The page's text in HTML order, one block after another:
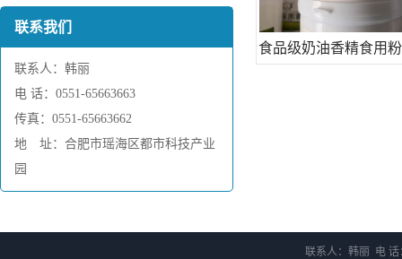
联系我们
联系人：韩丽
电 话：0551-65663663
传真：0551-65663662
地 址：合肥市瑶海区都市科技产业
园
食品级奶油香精食用
联系人：韩丽 电 话